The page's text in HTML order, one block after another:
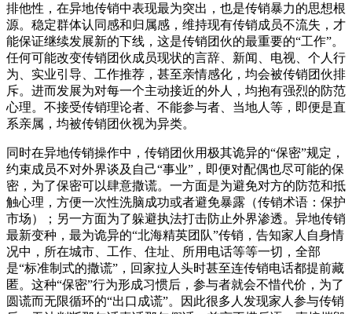
排他性，在异地传销中表现最为突出，也是传销暴力的思想根
源。稳定群体认同感和归属感，维持现有传销成员不流失，才
能保证继续发展新的下线，这是传销团伙的最重要的“工作”。
任何可能改变传销团伙成员现状的言辞、新闻、电视、个人行
为、实业引导、工作推荐，甚至亲情感化，均会被传销团伙排
斥。进而发展为对每一个主动接近的外人，均抱有强烈的防范
心理。不接受传销理论者、不能参与者、当地人等，即便是直
系亲属，均被传销团伙视为异类。
同时在异地传销操作中，传销团伙用极其诡异的“保密”规定，
约束成员不对外界谈及自己“事业”，即便对配偶也尽可能的保
密，为了保密可以肆意撒谎。一方面是为避免对方的防范和抵
触心理，方便一次性洗脑成功或者避免暴露（传销术语：保护
市场）；另一方面为了躲避执法打击防止外界渗透。异地传销
最新变种，最为诡异的“北海精英团队”传销，告知家人自身情
况中，所在城市、工作、住址、所用电话等等一切，全部
是“标准制式的撒谎”，回家拉人头时甚至连传销电话都提前藏
匿。这种“保密”行为形成习惯后，参与者就会不惜代价，为了
圆谎而无限循环的“出口成谎”。因此很多人发现家人参与传销